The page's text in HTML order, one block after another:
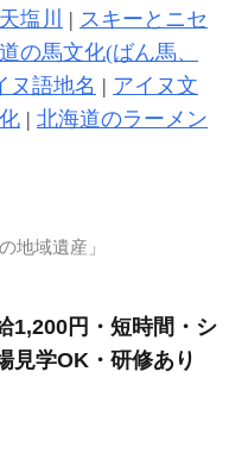
天塩川 | スキーとニセ
の馬文化(ばん馬、
ヌ語地名 | アイヌ文
| 北海道のラーメン
地域遺産」
1,200円・短時間・シ
見学OK・研修あり